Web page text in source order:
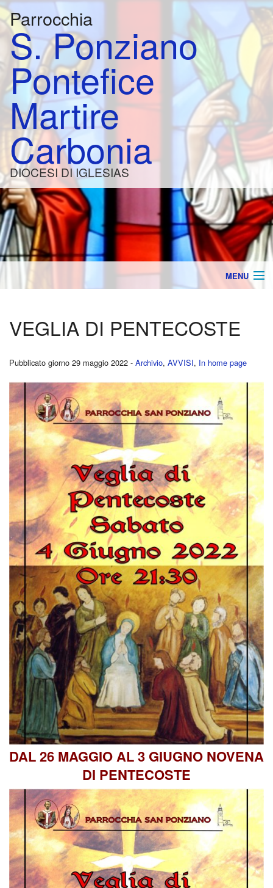
Parrocchia
S. Ponziano
Pontefice
Martire
Carbonia
DIOCESI DI IGLESIAS
MENU
AVVISI
ORARIO MESSE
BACHECA
Foto
e
Archivio
Ultime Notizie
VEGLIA DI PENTECOSTE
Pubblicato giorno 29 maggio 2022 - Archivio, AVVISI, In home page
DAL 26 MAGGIO AL 3 GIUGNO NOVENA
DI PENTECOSTE